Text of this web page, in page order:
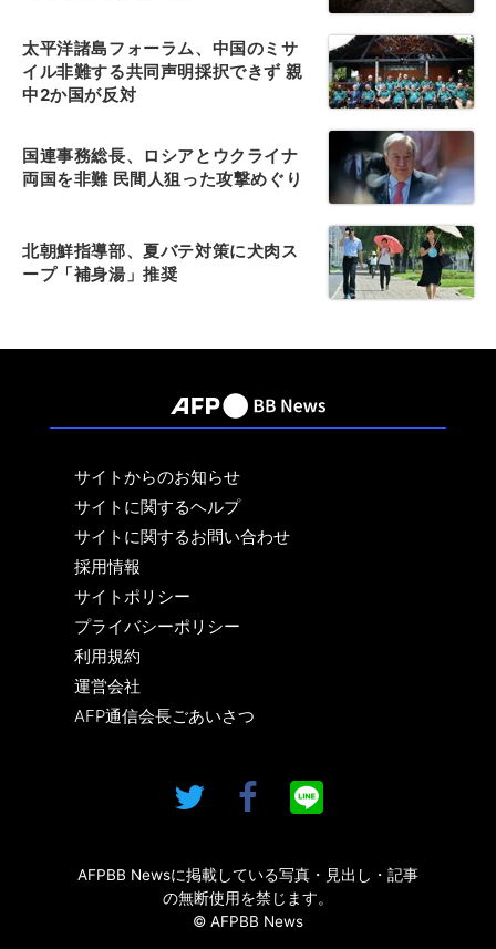
太平洋諸島フォーラム、中国のミサ
イル非難する共同声明採択できず 親
中2か国が反対
国連事務総長、ロシアとウクライナ
両国を非難 民間人狙った攻撃めぐり
北朝鮮指導部、夏バテ対策に犬肉ス
ープ「補身湯」推奨
サイトからのお知らせ
サイトに関するヘルプ
サイトに関するお問い合わせ
採用情報
サイトポリシー
プライバシーポリシー
利用規約
運営会社
AFP通信会長ごあいさつ
AFPBB Newsに掲載している写真・見出し・記事
の無断使用を禁じます。
© AFPBB News